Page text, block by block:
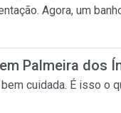
Agora, um
Palmeira dos
cuidada. É isso o